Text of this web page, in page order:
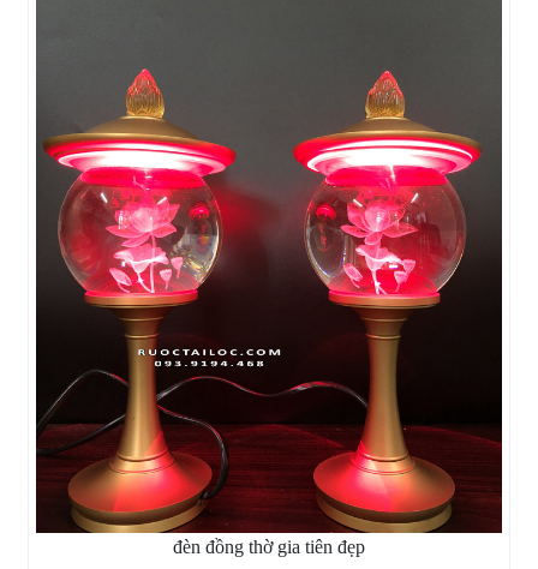
đèn đồng thờ gia tiên đẹp